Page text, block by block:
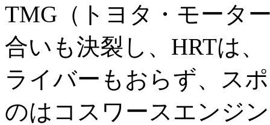
TMG（トヨタ・モータ
合いも決裂し、HRTは
ライバーもおらず、ス
のはコスワースエンジ